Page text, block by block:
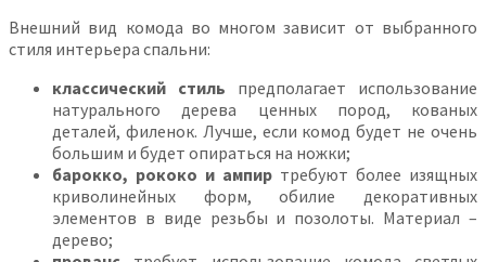
Внешний вид комода во многом зависит от выбранного
стиля интерьера спальни:
классический стиль предполагает использование
натурального дерева ценных пород, кованых
деталей, филенок. Лучше, если комод будет не очень
большим и будет опираться на ножки;
барокко, рококо и ампир требуют более изящных
криволинейных форм, обилие декоративных
элементов в виде резьбы и позолоты. Материал –
дерево;